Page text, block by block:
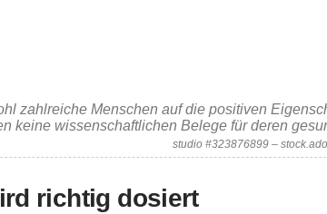
zahlreiche Menschen auf die positiven
keine wissenschaftlichen Belege für deren
studio #323876899 –
richtig dosiert